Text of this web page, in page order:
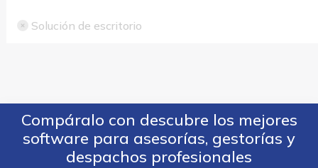
Solución de escritorio
Compáralo con descubre los mejores
software para asesorías, gestorías y
despachos profesionales